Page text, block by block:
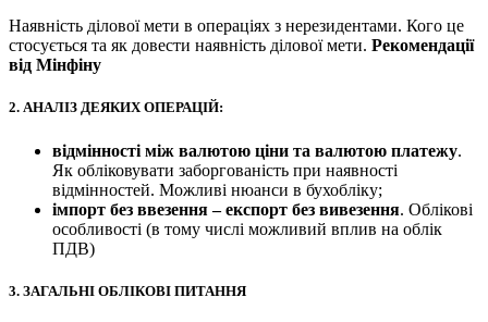
Наявність ділової мети в операціях з нерезидентами. Кого це
стосується та як довести наявність ділової мети. Рекомендації
від Мінфіну
2. АНАЛІЗ ДЕЯКИХ ОПЕРАЦІЙ:
відмінності між валютою ціни та валютою платежу.
Як обліковувати заборгованість при наявності
відмінностей. Можливі нюанси в бухобліку;
імпорт без ввезення – експорт без вивезення. Облікові
особливості (в тому числі можливий вплив на облік
ПДВ)
3. ЗАГАЛЬНІ ОБЛІКОВІ ПИТАННЯ